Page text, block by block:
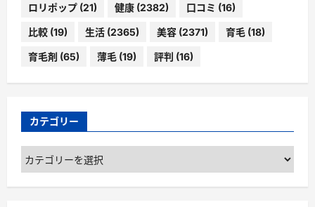
ロリポップ (21) 健康 (2382) 口コミ (16)
比較 (19) 生活 (2365) 美容 (2371) 育毛 (18)
育毛剤 (65) 薄毛 (19) 評判 (16)
カテゴリー
カ
テ
ゴ